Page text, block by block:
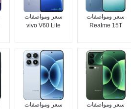
سعر ومواصفات
Realme 15T
سعر ومواصفات
vivo V60 Lite
سعر ومواصفات
سعر ومواصفات